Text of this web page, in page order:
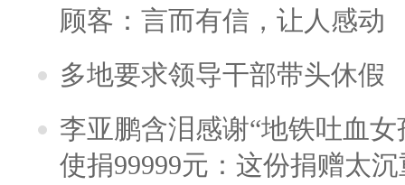
顾客：言而有信，让人感动
多地要求领导干部带头休假
李亚鹏含泪感谢“地铁吐血
使捐99999元：这份捐赠太